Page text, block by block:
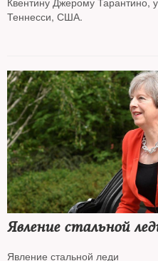
Теннесси, США.
Явление стальной
Явление стальной леди